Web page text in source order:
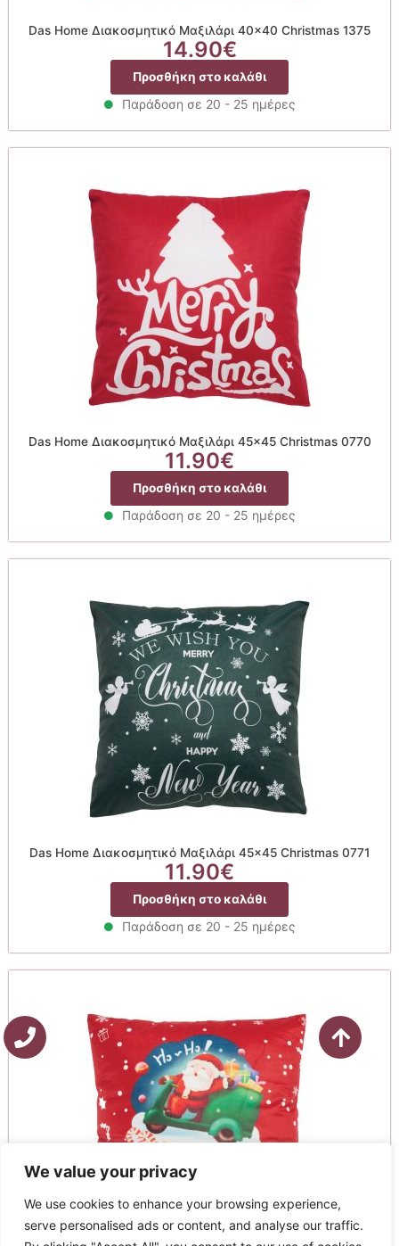
We value your privacy
We use cookies to enhance your browsing experience,
serve personalised ads or content, and analyse our traffic.
Das Home Διακοσμητικό Μαξιλάρι 40×40 Christmas 1375
14.90€
Προσθήκη στο καλάθι
Παράδοση σε 20 - 25 ημέρες
Das Home Διακοσμητικό Μαξιλάρι 45×45 Christmas 0770
11.90€
Προσθήκη στο καλάθι
Παράδοση σε 20 - 25 ημέρες
Das Home Διακοσμητικό Μαξιλάρι 45×45 Christmas 0771
11.90€
Προσθήκη στο καλάθι
Παράδοση σε 20 - 25 ημέρες